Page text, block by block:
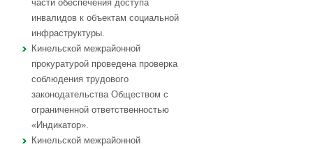
части обеспечения доступа
инвалидов к объектам социальной
инфраструктуры.
Кинельской межрайонной
прокуратурой проведена проверка
соблюдения трудового
законодательства Обществом с
ограниченной ответственностью
«Индикатор».
Кинельской межрайонной